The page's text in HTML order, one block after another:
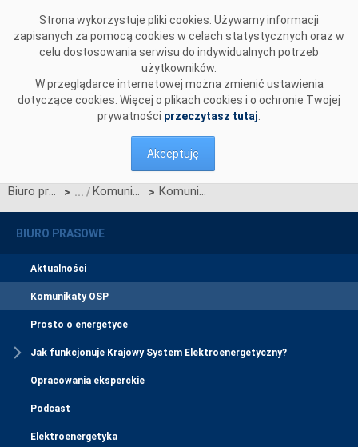
Strona wykorzystuje pliki cookies. Używamy informacji
zapisanych za pomocą cookies w celach statystycznych oraz w
celu dostosowania serwisu do indywidualnych potrzeb
użytkowników.
W przeglądarce internetowej można zmienić ustawienia
dotyczące cookies. Więcej o plikach cookies i o ochronie Twojej
prywatności przeczytasz tutaj
Akceptuję
Biuro prasowe > Komunikaty OSP > Komunikat OSP dotyczący testów FIT wprowadzanych zmian na rynku bilansującym
BIURO PRASOWE
Aktualności
Komunikaty OSP
Prosto o energetyce
Jak funkcjonuje Krajowy System Elektroenergetyczny?
Opracowania eksperckie
Podcast
Elektroenergetyka